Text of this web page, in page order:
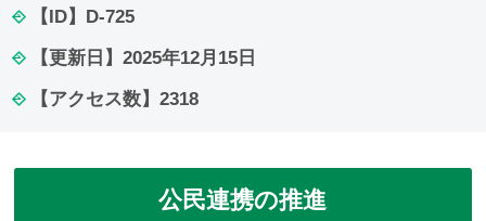
【ID】 D-725
【更新日】 2025年12月15日
【アクセス数】 2318
公民連携の推進